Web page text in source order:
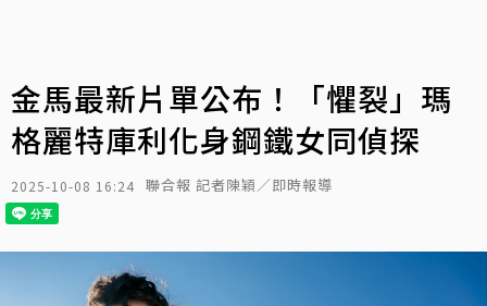
金馬最新片單公布！「懼裂」瑪
格麗特庫利化身鋼鐵女同偵探
2025-10-08 16:24 聯合報 記者陳穎／即時報導